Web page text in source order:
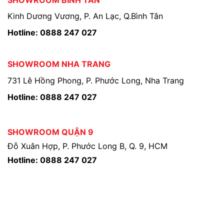
Kinh Dương Vương, P. An Lạc, Q.Bình Tân
Hotline: 0888 247 027
SHOWROOM NHA TRANG
731 Lê Hồng Phong, P. Phước Long, Nha Trang
Hotline: 0888 247 027
SHOWROOM QUẬN 9
Đỗ Xuân Hợp, P. Phước Long B, Q. 9, HCM
Hotline: 0888 247 027